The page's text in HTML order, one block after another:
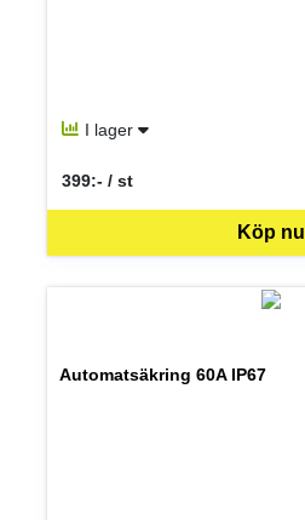
I lager
Köp nu
399:- / st
SEK per ST
Automatsäkring 60A IP67